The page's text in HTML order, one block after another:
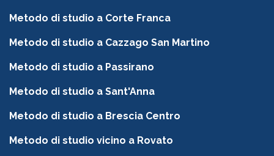
Metodo di studio a Corte Franca
Metodo di studio a Cazzago San Martino
Metodo di studio a Passirano
Metodo di studio a Sant'Anna
Metodo di studio a Brescia Centro
Metodo di studio vicino a Rovato